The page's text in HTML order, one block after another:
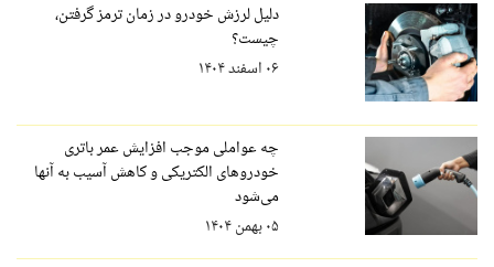
دلیل لرزش خودرو در زمان ترمز گرفتن،
چیست؟
۰۶ اسفند ۱۴۰۴
چه عواملی موجب افزایش عمر باتری
خودروهای الکتریکی و کاهش آسیب به آنها
می‌شود
۰۵ بهمن ۱۴۰۴